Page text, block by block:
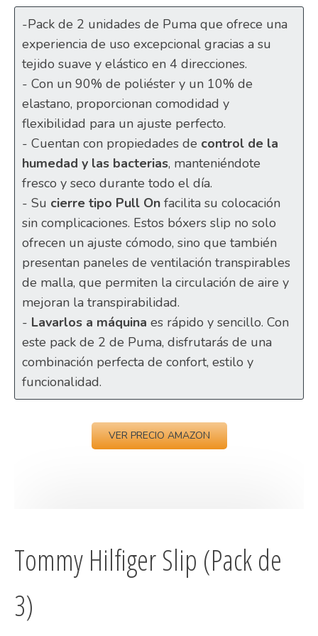
-Pack de 2 unidades de Puma que ofrece una
experiencia de uso excepcional gracias a su
tejido suave y elástico en 4 direcciones.
- Con un 90% de poliéster y un 10% de
elastano, proporcionan comodidad y
flexibilidad para un ajuste perfecto.
- Cuentan con propiedades de control de la
humedad y las bacterias, manteniéndote
fresco y seco durante todo el día.
- Su cierre tipo Pull On facilita su colocación
sin complicaciones. Estos bóxers slip no solo
ofrecen un ajuste cómodo, sino que también
presentan paneles de ventilación transpirables
de malla, que permiten la circulación de aire y
mejoran la transpirabilidad.
- Lavarlos a máquina es rápido y sencillo. Con
este pack de 2 de Puma, disfrutarás de una
combinación perfecta de confort, estilo y
funcionalidad.
VER PRECIO AMAZON
Tommy Hilfiger Slip (Pack de
3)